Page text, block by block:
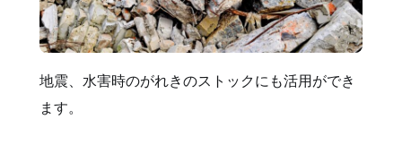
地震、水害時のがれきのストックにも活用ができ
ます。